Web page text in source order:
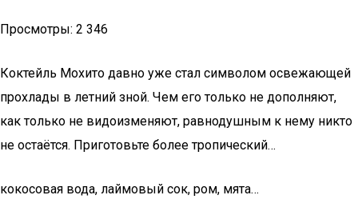
Просмотры: 2 346
Коктейль Мохито давно уже стал символом освежающей
прохлады в летний зной. Чем его только не дополняют,
как только не видоизменяют, равнодушным к нему никто
не остаётся. Приготовьте более тропический…
кокосовая вода, лаймовый сок, ром, мята…